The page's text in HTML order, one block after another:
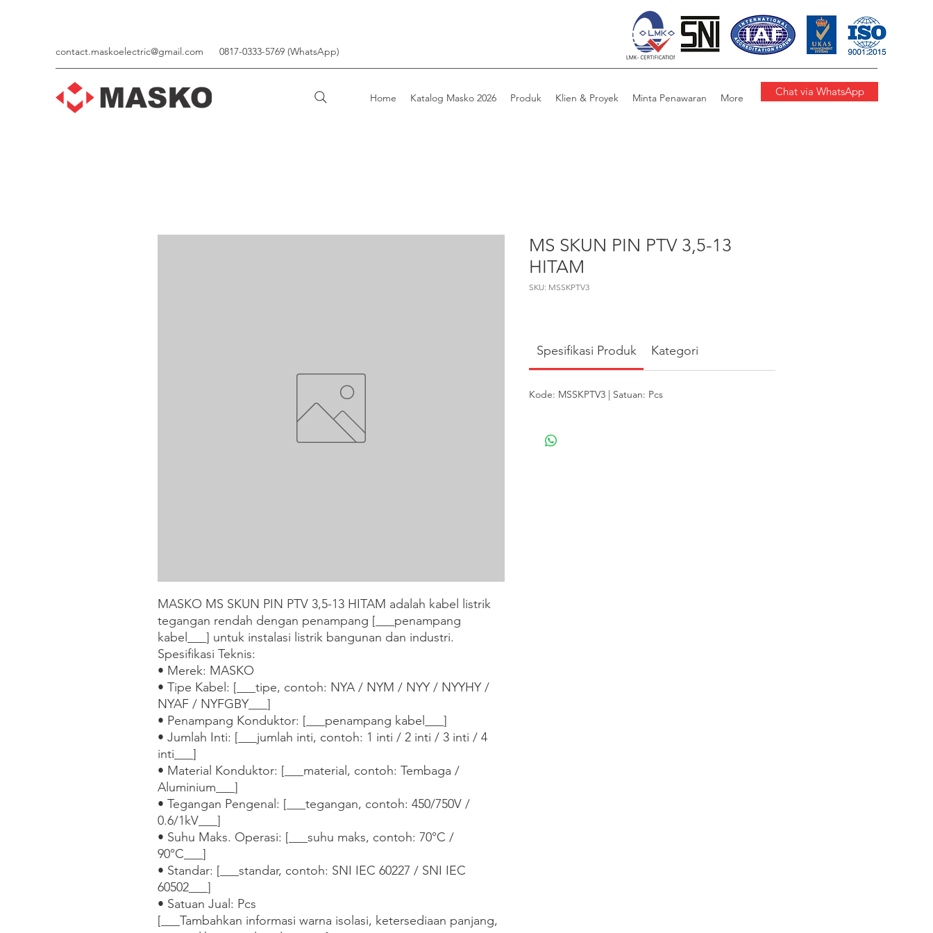
contact.maskoelectric@gmail.com 0817-0333-5769 (WhatsApp)
Home Katalog Masko 2026 Produk Klien & Proyek Minta Penawaran More Chat via WhatsApp
MASKO MS SKUN PIN PTV 3,5-13 HITAM adalah kabel listrik
tegangan rendah dengan penampang [___penampang
kabel___] untuk instalasi listrik bangunan dan industri.
Spesifikasi Teknis:
• Merek: MASKO
• Tipe Kabel: [___tipe, contoh: NYA / NYM / NYY / NYYHY /
NYAF / NYFGBY___]
• Penampang Konduktor: [___penampang kabel___]
• Jumlah Inti: [___jumlah inti, contoh: 1 inti / 2 inti / 3 inti / 4
inti___]
• Material Konduktor: [___material, contoh: Tembaga /
Aluminium___]
• Tegangan Pengenal: [___tegangan, contoh: 450/750V /
0.6/1kV___]
• Suhu Maks. Operasi: [___suhu maks, contoh: 70°C /
90°C___]
• Standar: [___standar, contoh: SNI IEC 60227 / SNI IEC
60502___]
• Satuan Jual: Pcs
[___Tambahkan informasi warna isolasi, ketersediaan panjang,
MS SKUN PIN PTV 3,5-13
HITAM
SKU: MSSKPTV3
Spesifikasi Produk Kategori
Kode: MSSKPTV3 | Satuan: Pcs